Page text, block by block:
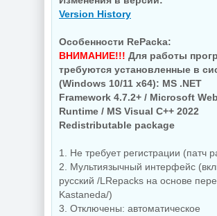
Увеличение фото
Topaz Gigapixel
1.3.2 by KpoJIuK
Мастеринг
Steinberg -
WaveLab 13
13.0.30
Ключи для
Запись
Version History
Особенности RePacka:
ВНИМАНИЕ!!! Для работы
требуются установленные в
(Windows 10/11 x64): MS .NET
Framework 4.7.2+ / Microsoft
Runtime / MS Visual C++ 2022
Redistributable package
1. Не требует регистрации (патч
2. Мультиязычный интерфейс
русский /LRepacks на основе
Kastaneda/)
3. Отключены: автоматическое